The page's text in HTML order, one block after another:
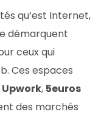
qu’est Internet,
démarquent
ceux qui
Ces espaces
Upwork, 5euros
des marchés